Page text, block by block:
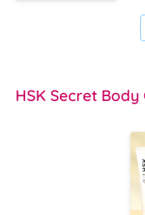
HSK Secret Body